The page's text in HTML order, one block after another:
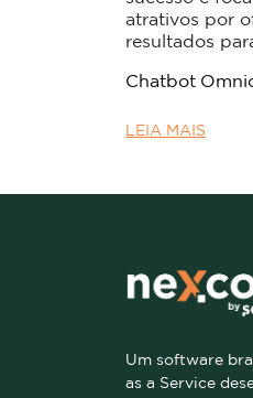
atrativos por
resultados
Chatbot
LEIA MAIS
Um software
as a Service